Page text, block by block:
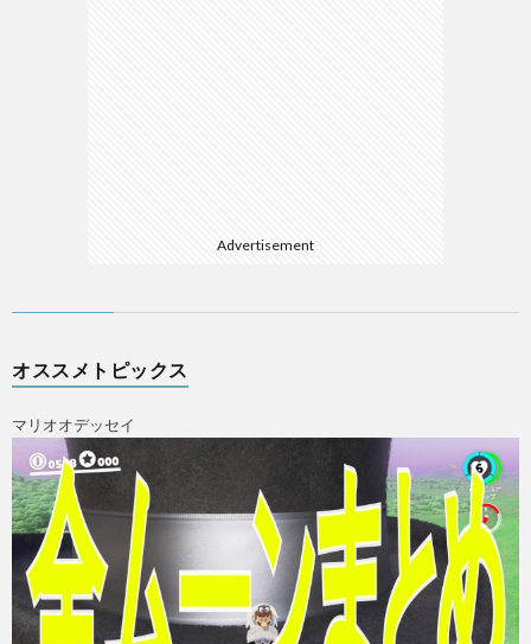
Advertisement
オススメトピックス
マリオオデッセイ